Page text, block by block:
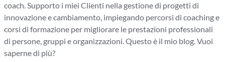
coach. Supporto i miei Clienti nella gestione di progetti di
innovazione e cambiamento, impiegando percorsi di coaching e
corsi di formazione per migliorare le prestazioni professionali
di persone, gruppi e organizzazioni. Questo è il mio blog. Vuoi
saperne di più?